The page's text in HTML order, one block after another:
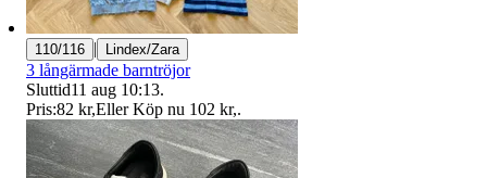
110/116 | Lindex/Zara
3 långärmade barntröjor
Sluttid11 aug 10:13.
Pris:82 kr,Eller Köp nu 102 kr,.